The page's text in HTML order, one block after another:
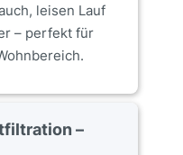
leisen Lauf
– perfekt für
–